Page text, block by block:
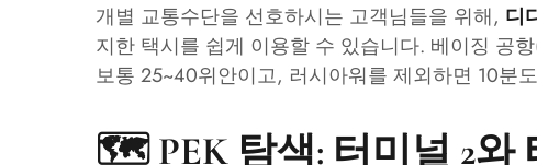
개별 교통수단을 선호하시는 고객님들을 위해, 디
지한 택시를 쉽게 이용할 수 있습니다. 베이징 공
보통 25~40위안이고, 러시아워를 제외하면 10분
🗺️ PEK 탐색: 터미널 2와